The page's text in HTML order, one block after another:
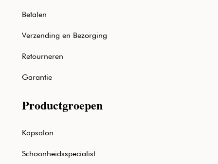
Betalen
Verzending en Bezorging
Retourneren
Garantie
Productgroepen
Kapsalon
Schoonheidsspecialist